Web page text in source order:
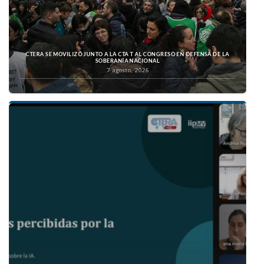
CTERA SE MOVILIZÓ JUNTO A LA CTA T AL CONGRESO EN DEFENSA DE LA
SOBERANÍA NACIONAL
7 agosto, 2026